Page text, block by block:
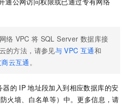
络 VPC 将 SQL Server 数据库接
的方法，请参见与 VPC 互通和
云互通 。
器的 IP 地址段加入到相应数据库的安
火墙、白名单等）中。更多信息，请